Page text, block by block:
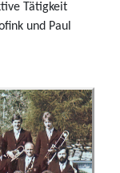
Tätigkeit
und Paul